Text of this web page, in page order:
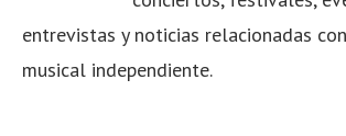
entrevistas y noticias relacionadas
musical independiente.